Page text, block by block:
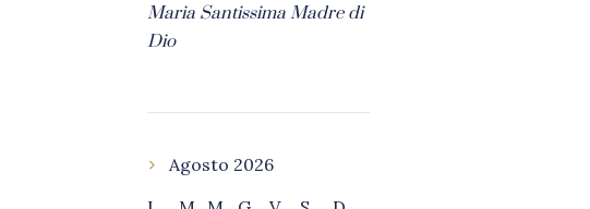
Maria Santissima Madre di
Dio
Agosto 2026